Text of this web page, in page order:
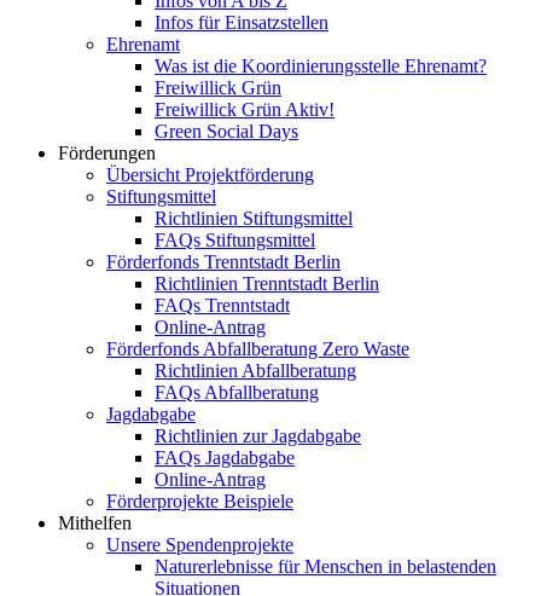
Infos für Einsatzstellen
Ehrenamt
Was ist die Koordinierungsstelle Ehrenamt?
Freiwillick Grün
Freiwillick Grün Aktiv!
Green Social Days
Förderungen
Übersicht Projektförderung
Stiftungsmittel
Richtlinien Stiftungsmittel
FAQs Stiftungsmittel
Förderfonds Trenntstadt Berlin
Richtlinien Trenntstadt Berlin
FAQs Trenntstadt
Online-Antrag
Förderfonds Abfallberatung Zero Waste
Richtlinien Abfallberatung
FAQs Abfallberatung
Jagdabgabe
Richtlinien zur Jagdabgabe
FAQs Jagdabgabe
Online-Antrag
Förderprojekte Beispiele
Mithelfen
Unsere Spendenprojekte
Naturerlebnisse für Menschen in belastenden
Situationen